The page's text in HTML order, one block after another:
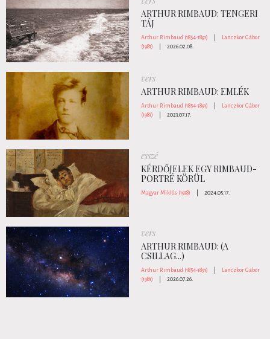
ARTHUR RIMBAUD: TENGERI
TÁJ
Arthur Rimbaud (1854-1891)
Lanczkor Gábor
(1981)
2026.02.08.
vers
ARTHUR RIMBAUD: EMLÉK
Arthur Rimbaud (1854-1891)
Lanczkor Gábor
(1981)
2023.07.17.
esszé
KÉRDŐJELEK EGY RIMBAUD-
PORTRÉ KÖRÜL
Magyar Miklós (1938) 2024.05.17.
vers
ARTHUR RIMBAUD: (A
CSILLAG...)
Arthur Rimbaud (1854-1891)
Lanczkor Gábor
(1981)
2026.07.26.